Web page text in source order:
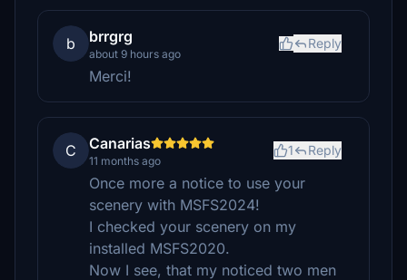
b brrgrg
about 9 hours ago
Reply
Merci!
C Canarias
11 months ago
1 Reply
Once more a notice to use your
scenery with MSFS2024!
I checked your scenery on my
installed MSFS2020.
Now I see, that my noticed two men